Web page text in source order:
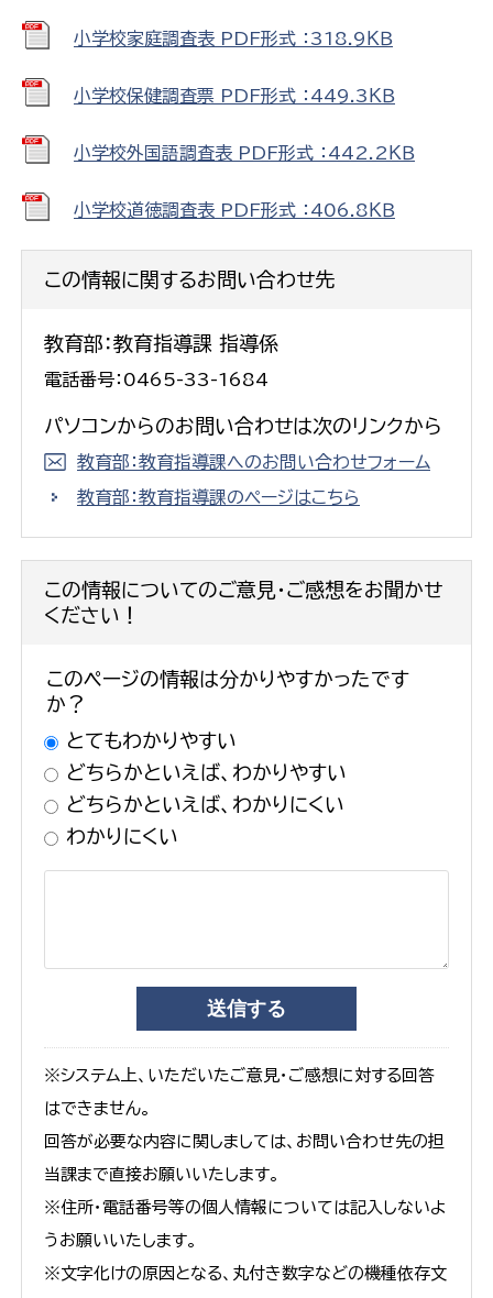
小学校家庭調査表 PDF形式 ：318.9ＫＢ
小学校保健調査票 PDF形式 ：449.3ＫＢ
小学校外国語調査表 PDF形式 ：442.2ＫＢ
小学校道徳調査表 PDF形式 ：406.8ＫＢ
この情報に関するお問い合わせ先
教育部：教育指導課 指導係
電話番号：0465-33-1684
パソコンからのお問い合わせは次のリンクから
教育部：教育指導課へのお問い合わせフォーム
教育部：教育指導課のページはこちら
この情報についてのご意見・ご感想をお聞かせ
ください！
このページの情報は分かりやすかったです
か？
とてもわかりやすい
どちらかといえば、わかりやすい
どちらかといえば、わかりにくい
わかりにくい
※システム上、いただいたご意見・ご感想に対する回答
はできません。
回答が必要な内容に関しましては、お問い合わせ先の担
当課まで直接お願いいたします。
※住所・電話番号等の個人情報については記入しないよ
うお願いいたします。
※文字化けの原因となる、丸付き数字などの機種依存文